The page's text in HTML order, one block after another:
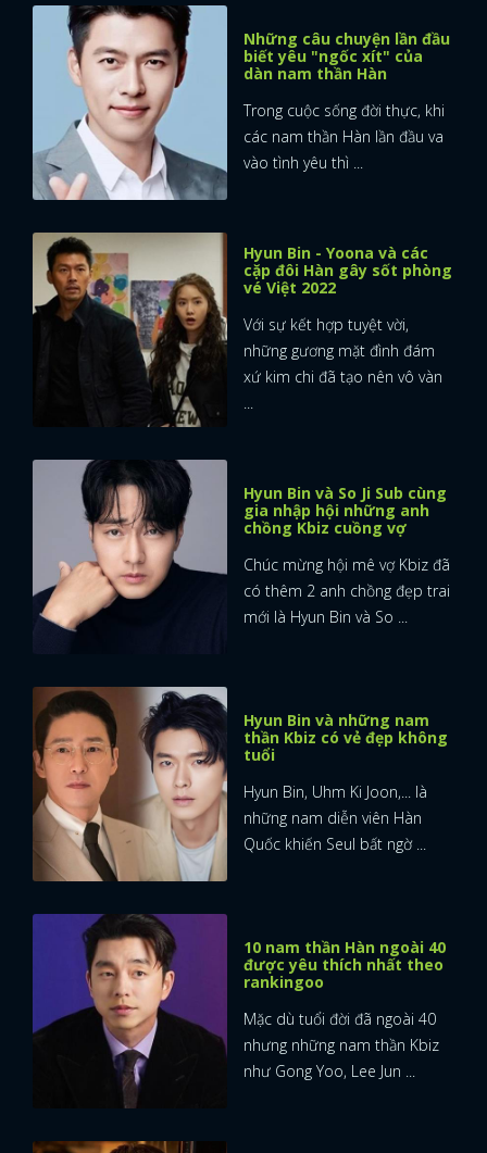
Những câu chuyện lần đầu
biết yêu "ngốc xít" của
dàn nam thần Hàn
Trong cuộc sống đời thực, khi
các nam thần Hàn lần đầu va
vào tình yêu thì ...
Hyun Bin - Yoona và các
cặp đôi Hàn gây sốt phòng
vé Việt 2022
Với sự kết hợp tuyệt vời,
những gương mặt đình đám
xứ kim chi đã tạo nên vô vàn
...
Hyun Bin và So Ji Sub cùng
gia nhập hội những anh
chồng Kbiz cuồng vợ
Chúc mừng hội mê vợ Kbiz đã
có thêm 2 anh chồng đẹp trai
mới là Hyun Bin và So ...
Hyun Bin và những nam
thần Kbiz có vẻ đẹp không
tuổi
Hyun Bin, Uhm Ki Joon,... là
những nam diễn viên Hàn
Quốc khiến Seul bất ngờ ...
10 nam thần Hàn ngoài 40
được yêu thích nhất theo
rankingoo
Mặc dù tuổi đời đã ngoài 40
nhưng những nam thần Kbiz
như Gong Yoo, Lee Jun ...